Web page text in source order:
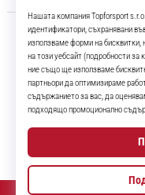
Повече от 16 години ние
най-добрите и